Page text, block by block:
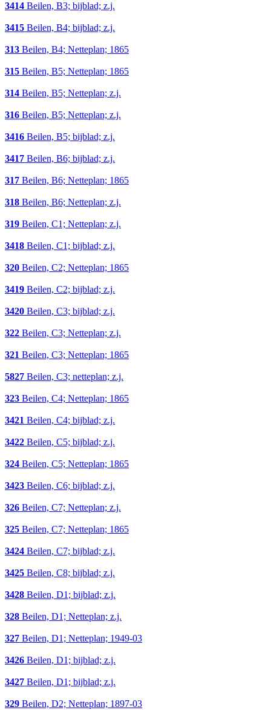
3414 Beilen, B3; bijblad; z.j.
3415 Beilen, B4; bijblad; z.j.
313 Beilen, B4; Netteplan; 1865
315 Beilen, B5; Netteplan; 1865
314 Beilen, B5; Netteplan; z.j.
316 Beilen, B5; Netteplan; z.j.
3416 Beilen, B5; bijblad; z.j.
3417 Beilen, B6; bijblad; z.j.
317 Beilen, B6; Netteplan; 1865
318 Beilen, B6; Netteplan; z.j.
319 Beilen, C1; Netteplan; z.j.
3418 Beilen, C1; bijblad; z.j.
320 Beilen, C2; Netteplan; 1865
3419 Beilen, C2; bijblad; z.j.
3420 Beilen, C3; bijblad; z.j.
322 Beilen, C3; Netteplan; z.j.
321 Beilen, C3; Netteplan; 1865
5827 Beilen, C3; netteplan; z.j.
323 Beilen, C4; Netteplan; 1865
3421 Beilen, C4; bijblad; z.j.
3422 Beilen, C5; bijblad; z.j.
324 Beilen, C5; Netteplan; 1865
3423 Beilen, C6; bijblad; z.j.
326 Beilen, C7; Netteplan; z.j.
325 Beilen, C7; Netteplan; 1865
3424 Beilen, C7; bijblad; z.j.
3425 Beilen, C8; bijblad; z.j.
3428 Beilen, D1; bijblad; z.j.
328 Beilen, D1; Netteplan; z.j.
327 Beilen, D1; Netteplan; 1949-03
3426 Beilen, D1; bijblad; z.j.
3427 Beilen, D1; bijblad; z.j.
329 Beilen, D2; Netteplan; 1897-03